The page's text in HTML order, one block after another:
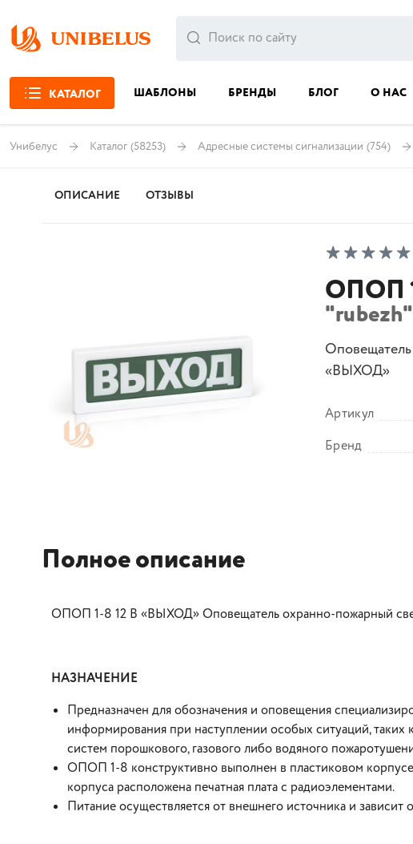
КАТАЛОГ ШАБЛОНЫ БРЕНДЫ БЛОГ О НАС
Унибелус Каталог (58253) Адресные системы сигнализации (754)
ОПИСАНИЕ ОТЗЫВЫ
ОПОП
«ВЫХОД»
Артикул
Бренд
Полное описание
ОПОП 1-8 12 В «ВЫХОД» Оповещатель охранно-пожарный
НАЗНАЧЕНИЕ
Предназначен для обозначения и оповещения
информирования при наступлении особых ситуаций,
систем порошкового, газового либо водяного
ОПОП 1-8 конструктивно выполнен в пластиковом
корпуса расположена печатная плата с радиоэлементами.
Питание осуществляется от внешнего источника и зависит